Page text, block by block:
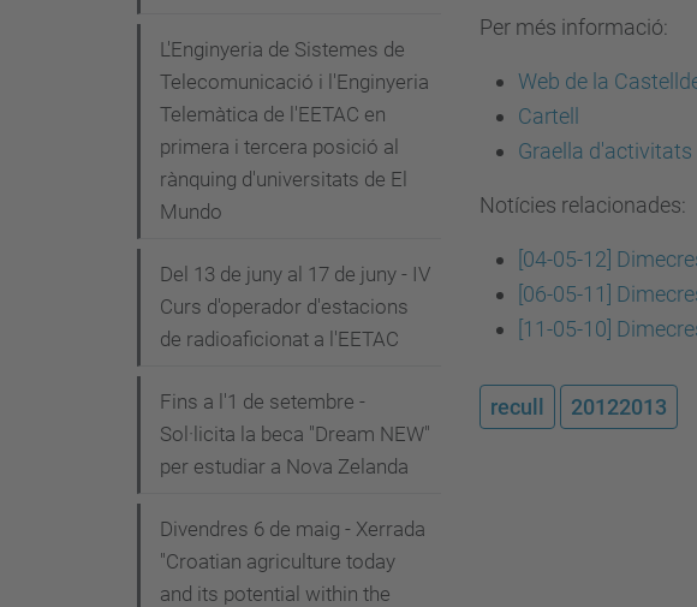
Per més informació:
Web de la
Cartell
Graella d'activitats
Notícies relacionades:
[04-05-12]
[06-05-11]
[11-05-10]
recull 20122013
L'Enginyeria de Sistemes de
Telecomunicació i l'Enginyeria
Telemàtica de l'EETAC en
primera i tercera posició al
rànquing d'universitats de El
Mundo
Del 13 de juny al 17 de juny - IV
Curs d'operador d'estacions
de radioaficionat a l'EETAC
Fins a l'1 de setembre -
Sol·licita la beca "Dream NEW"
per estudiar a Nova Zelanda
Divendres 6 de maig - Xerrada
"Croatian agriculture today
and its potential within the